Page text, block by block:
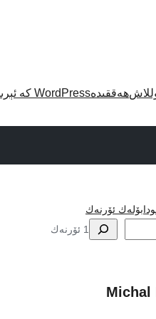
ھەققىدەWordPress كە ئېرىشىش
بۆلەك ئۆرنەك
1 ئۆرنەك